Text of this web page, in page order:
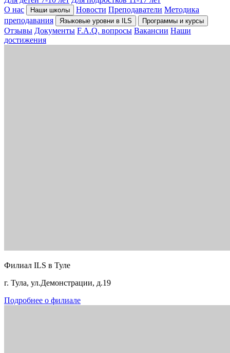
О нас
Наши школы Новости Преподаватели Методика
преподавания
Языковые уровни в ILS Программы и курсы
Отзывы Документы F.A.Q. вопросы Вакансии Наши
достижения
Филиал ILS в Туле
г. Тула, ул.Демонстрации, д.19
Подробнее о филиале